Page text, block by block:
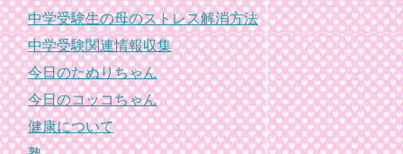
中学受験生の母のストレス解消方法
中学受験関連情報収集
今日のたぬりちゃん
今日のコッコちゃん
健康について